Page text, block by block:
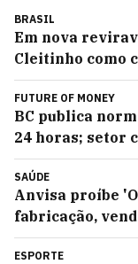
BRASIL
Em nova
Cleitinho como
FUTURE OF MONEY
BC publica
24 horas; setor
SAÚDE
Anvisa proíbe
fabricação,
ESPORTE